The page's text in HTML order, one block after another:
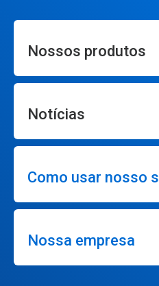
Nossos produtos
Notícias
Como usar nosso
Nossa empresa